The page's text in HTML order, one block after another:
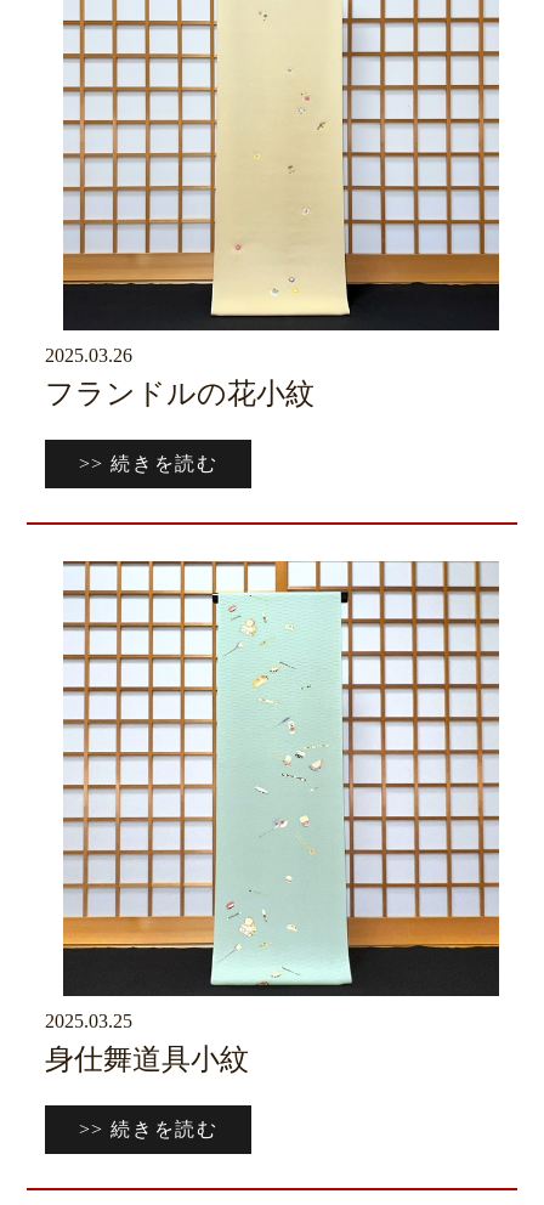
2025.03.26
フランドルの花小紋
>> 続きを読む
2025.03.25
身仕舞道具小紋
>> 続きを読む